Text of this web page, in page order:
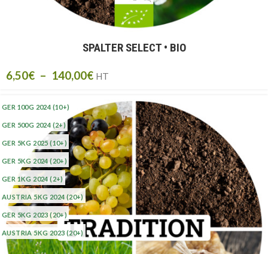
SPALTER SELECT • BIO
6,50€ – 140,00€ HT
GER 100G 2024 (10+)
GER 500G 2024 (2+)
GER 5KG 2025(10+)
GER 5KG 2024(20+)
GER 1KG 2024(2+)
AUSTRIA 5KG 2024 (20+)
GER 5KG 2023(20+)
AUSTRIA 5KG 2023 (20+)